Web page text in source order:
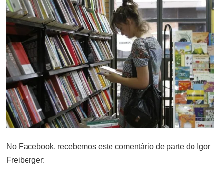
No Facebook, recebemos este comentário de parte do Igor
Freiberger: